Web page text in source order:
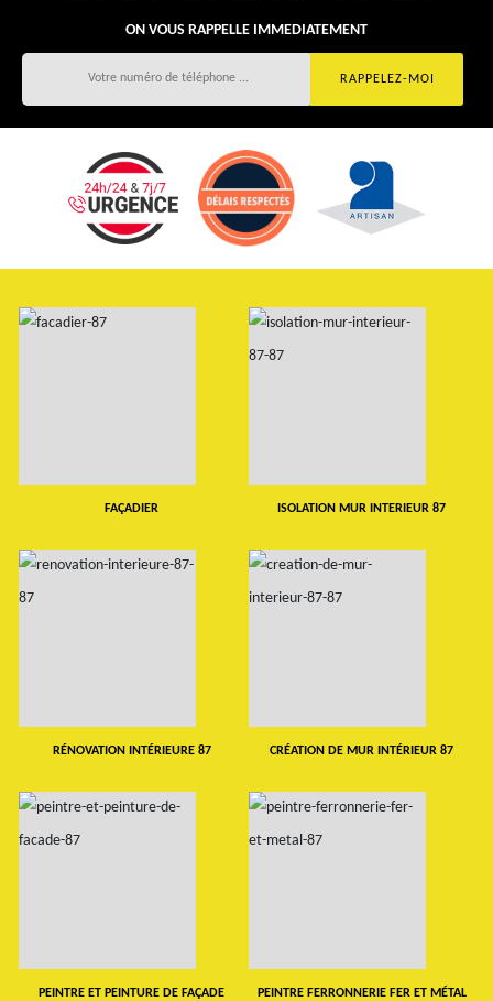
ON VOUS RAPPELLE IMMEDIATEMENT
FAÇADIER ISOLATION MUR INTERIEUR 87
RÉNOVATION INTÉRIEURE 87 CRÉATION DE MUR INTÉRIEUR 87
PEINTRE ET PEINTURE DE FAÇADE PEINTRE FERRONNERIE FER ET MÉTAL